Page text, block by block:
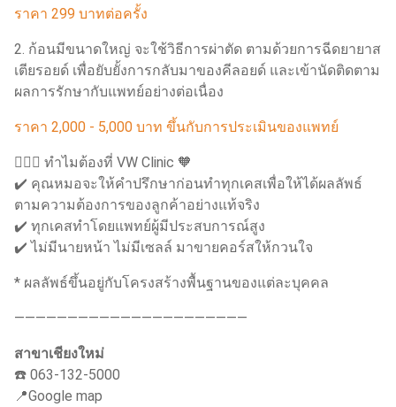
ราคา 299 บาทต่อครั้ง
2. ก้อนมีขนาดใหญ่ จะใช้วิธีการผ่าตัด ตามด้วยการฉีดยายาส
เตียรอยด์ เพื่อยับยั้งการกลับมาของคีลอยด์ และเข้านัดติดตาม
ผลการรักษากับแพทย์อย่างต่อเนื่อง
ราคา 2,000 - 5,000 บาท ขึ้นกับการประเมินของแพทย์
👨🏻‍⚕️ ทำไมต้องที่ VW Clinic 🧡
✔️ คุณหมอจะให้คำปรึกษาก่อนทำทุกเคสเพื่อให้ได้ผลลัพธ์
ตามความต้องการของลูกค้าอย่างแท้จริง
✔️ ทุกเคสทำโดยแพทย์ผู้มีประสบการณ์สูง
✔️ ไม่มีนายหน้า ไม่มีเซลล์ มาขายคอร์สให้กวนใจ
* ผลลัพธ์ขึ้นอยู่กับโครงสร้างพื้นฐานของแต่ละบุคคล
——————————————————————
สาขาเชียงใหม่
☎️ 063-132-5000
📍Google map